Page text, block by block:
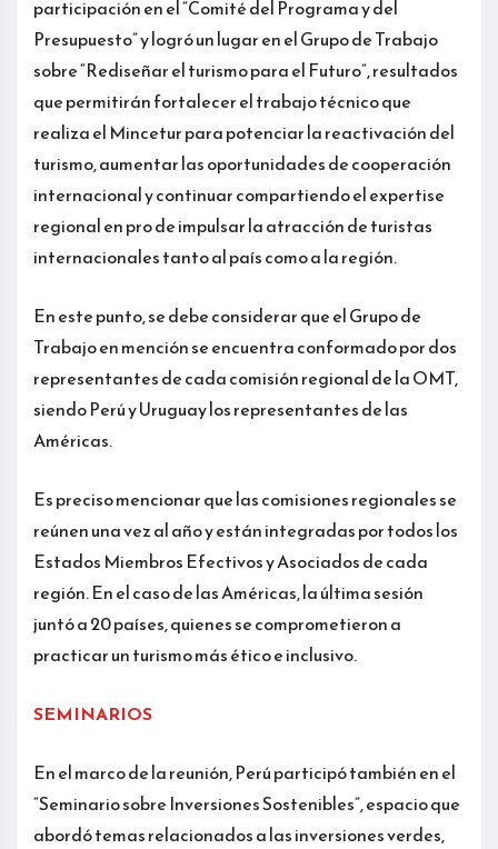
participación en el “Comité del Programa y del
Presupuesto” y logró un lugar en el Grupo de Trabajo
sobre “Rediseñar el turismo para el Futuro”, resultados
que permitirán fortalecer el trabajo técnico que
realiza el Mincetur para potenciar la reactivación del
turismo, aumentar las oportunidades de cooperación
internacional y continuar compartiendo el expertise
regional en pro de impulsar la atracción de turistas
internacionales tanto al país como a la región.
En este punto, se debe considerar que el Grupo de
Trabajo en mención se encuentra conformado por dos
representantes de cada comisión regional de la OMT,
siendo Perú y Uruguay los representantes de las
Américas.
Es preciso mencionar que las comisiones regionales se
reúnen una vez al año y están integradas por todos los
Estados Miembros Efectivos y Asociados de cada
región. En el caso de las Américas, la última sesión
juntó a 20 países, quienes se comprometieron a
practicar un turismo más ético e inclusivo.
SEMINARIOS
En el marco de la reunión, Perú participó también en el
“Seminario sobre Inversiones Sostenibles”, espacio que
abordó temas relacionados a las inversiones verdes,